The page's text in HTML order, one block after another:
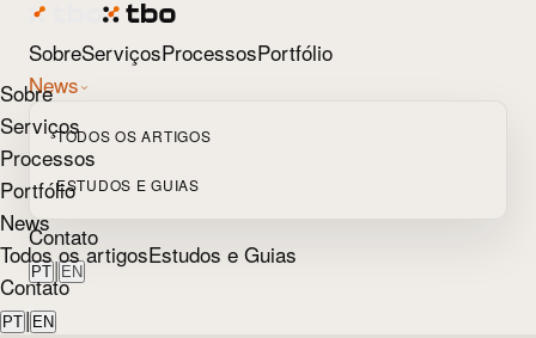
SobreServiçosProcessosPortfólio
News
TODOS OS ARTIGOS
ESTUDOS E GUIAS
Contato
PT | EN
Sobre
Serviços
Processos
Portfólio
News
Todos os artigosEstudos e Guias
Contato
PT | EN